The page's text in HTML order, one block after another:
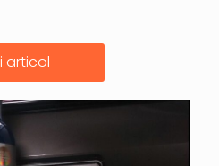
articol